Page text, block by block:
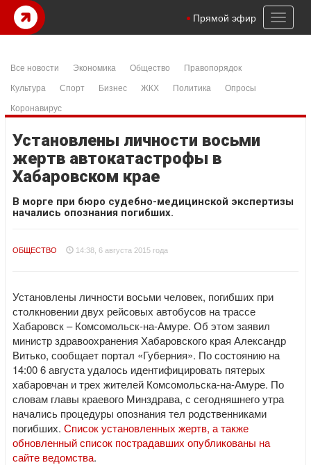
Toggle
Прямой эфир
Все новости Экономика Общество
Правопорядок
Культура
Спорт Бизнес ЖКХ Политика
Опросы
Коронавирус
Установлены личности восьми
жертв автокатастрофы в
Хабаровском крае
В морге при бюро судебно-медицинской экспертизы
начались опознания погибших.
ОБЩЕСТВО 14:38, 6 августа 2015 года
Установлены личности восьми человек, погибших при
столкновении двух рейсовых автобусов на трассе
Хабаровск – Комсомольск-на-Амуре. Об этом заявил
министр здравоохранения Хабаровского края Александр
Витько, сообщает портал «Губерния». По состоянию на
14:00 6 августа удалось идентифицировать пятерых
хабаровчан и трех жителей Комсомольска-на-Амуре. По
словам главы краевого Минздрава, с сегодняшнего утра
начались процедуры опознания тел родственниками
погибших. Список установленных жертв, а также
обновленный список пострадавших опубликованы на
сайте ведомства.